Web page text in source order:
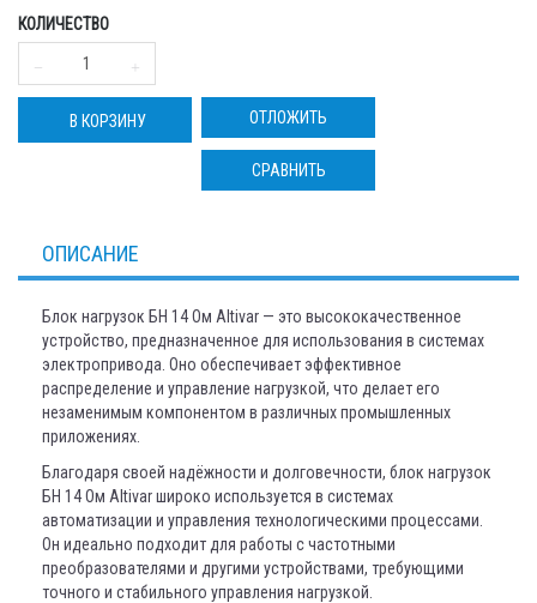
КОЛИЧЕСТВО
В КОРЗИНУ ОТЛОЖИТЬ
СРАВНИТЬ
ОПИСАНИЕ
Блок нагрузок БН 14 Ом Altivar — это высококачественное
устройство, предназначенное для использования в системах
электропривода. Оно обеспечивает эффективное
распределение и управление нагрузкой, что делает его
незаменимым компонентом в различных промышленных
приложениях.
Благодаря своей надёжности и долговечности, блок нагрузок
БН 14 Ом Altivar широко используется в системах
автоматизации и управления технологическими процессами.
Он идеально подходит для работы с частотными
преобразователями и другими устройствами, требующими
точного и стабильного управления нагрузкой.